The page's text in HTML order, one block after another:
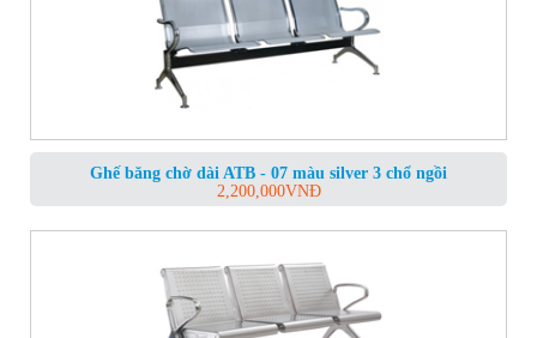
Ghế băng chờ dài ATB - 07 màu silver 3 chổ ngồi
2,200,000VNĐ